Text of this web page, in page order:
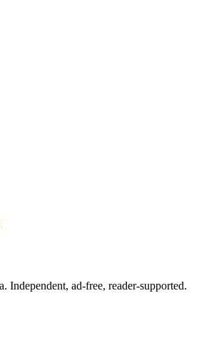
Independent, ad-free, reader-supported.